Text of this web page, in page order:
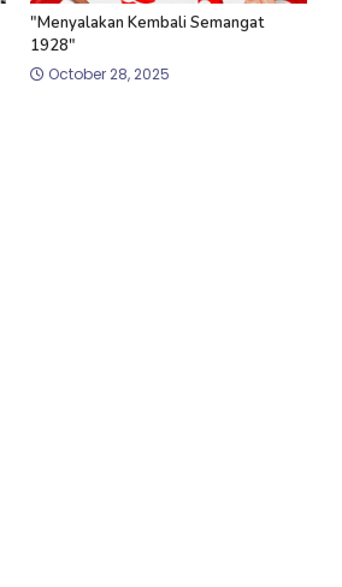
"Menyalakan Kembali Semangat
1928"
October 28, 2025